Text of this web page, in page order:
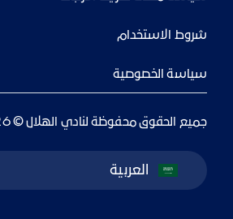
شروط الاستخدام
سياسة الخصوصية
جميع الحقوق محفوظة لنادي الهلال © 2026
Language Switcher
العربية